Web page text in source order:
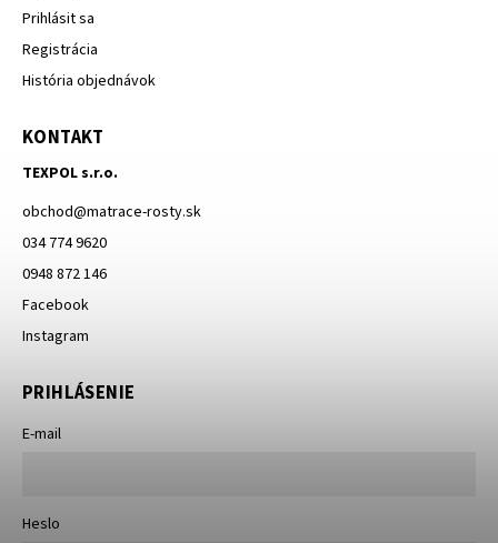
Prihlásit sa
Registrácia
História objednávok
KONTAKT
TEXPOL s.r.o.
obchod@matrace-rosty.sk
034 774 9620
0948 872 146
Facebook
Instagram
PRIHLÁSENIE
E-mail
Heslo